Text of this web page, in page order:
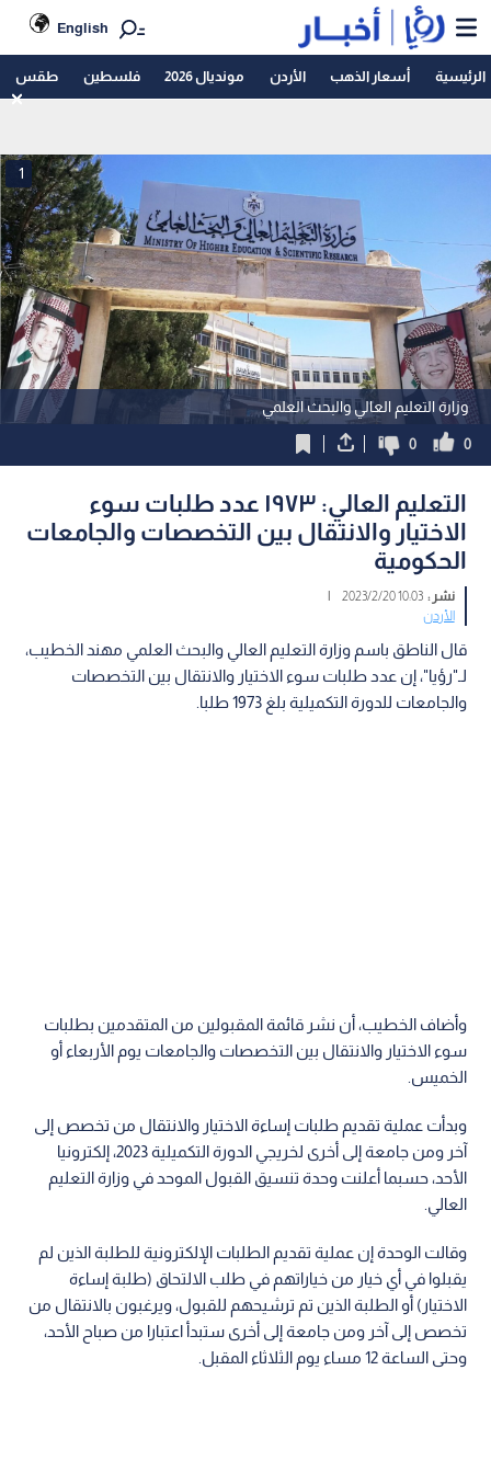
English
الرئيسية أسعار الذهب الأردن مونديال 2026 فلسطين طقس
وزارة التعليم العالي والبحث العلمي
1
0
0
التعليم العالي: ١٩٧٣ عدد طلبات سوء
الاختيار والانتقال بين التخصصات والجامعات
الحكومية
نشر :10:03 2023/2/20
|
الأردن
قال الناطق باسم وزارة التعليم العالي والبحث العلمي مهند الخطيب،
لـ"رؤيا"، إن عدد طلبات سوء الاختيار والانتقال بين التخصصات
والجامعات للدورة التكميلية بلغ 1973 طلبا.
وأضاف الخطيب، أن نشر قائمة المقبولين من المتقدمين بطلبات
سوء الاختيار والانتقال بين التخصصات والجامعات يوم الأربعاء أو
الخميس.
وبدأت عملية تقديم طلبات إساءة الاختيار والانتقال من تخصص إلى
آخر ومن جامعة إلى أخرى لخريجي الدورة التكميلية 2023، إلكترونيا
الأحد، حسبما أعلنت وحدة تنسيق القبول الموحد في وزارة التعليم
العالي.
وقالت الوحدة إن عملية تقديم الطلبات الإلكترونية للطلبة الذين لم
يقبلوا في أي خيار من خياراتهم في طلب الالتحاق (طلبة إساءة
الاختيار) أو الطلبة الذين تم ترشيحهم للقبول، ويرغبون بالانتقال من
تخصص إلى آخر ومن جامعة إلى أخرى ستبدأ اعتبارا من صباح الأحد،
وحتى الساعة 12 مساء يوم الثلاثاء المقبل.